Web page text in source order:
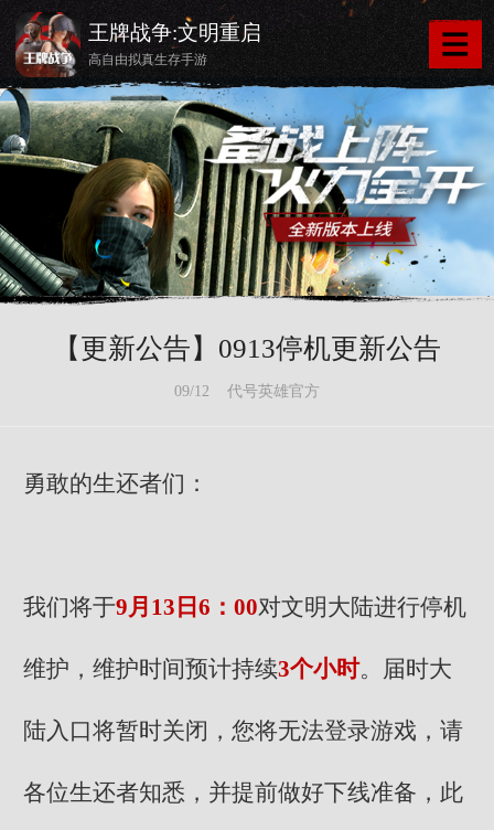
王牌战争:文明重启
高自由拟真生存手游
【更新公告】0913停机更新公告
09/12 代号英雄官方
勇敢的生还者们：
我们将于9月13日6：00对文明大陆进行停机
维护，维护时间预计持续3个小时。届时大
陆入口将暂时关闭，您将无法登录游戏，请
各位生还者知悉，并提前做好下线准备，此